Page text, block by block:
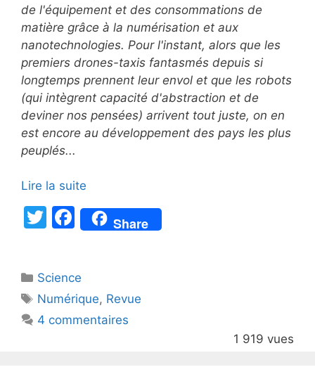
de l'équipement et des consommations de
matière grâce à la numérisation et aux
nanotechnologies. Pour l'instant, alors que les
premiers drones-taxis fantasmés depuis si
longtemps prennent leur envol et que les robots
(qui intègrent capacité d'abstraction et de
deviner nos pensées) arrivent tout juste, on en
est encore au développement des pays les plus
peuplés...
Lire la suite
T
er
F
a
e
b
o
Share
Catégories
Science
Étiquettes
Numérique, Revue
4 commentaires
1 919 vues